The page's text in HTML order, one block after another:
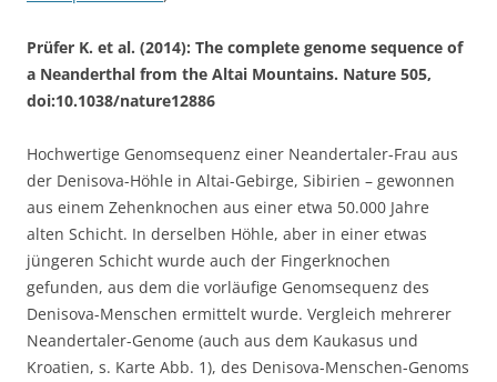
Prüfer K. et al. (2014): The complete genome sequence of
a Neanderthal from the Altai Mountains. Nature 505,
doi:10.1038/nature12886
Hochwertige Genomsequenz einer Neandertaler-Frau aus
der Denisova-Höhle in Altai-Gebirge, Sibirien – gewonnen
aus einem Zehenknochen aus einer etwa 50.000 Jahre
alten Schicht. In derselben Höhle, aber in einer etwas
jüngeren Schicht wurde auch der Fingerknochen
gefunden, aus dem die vorläufige Genomsequenz des
Denisova-Menschen ermittelt wurde. Vergleich mehrerer
Neandertaler-Genome (auch aus dem Kaukasus und
Kroatien, s. Karte Abb. 1), des Denisova-Menschen-Genoms